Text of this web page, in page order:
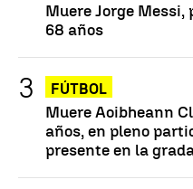
Muere Jorge Messi,
68 años
FÚTBOL
Muere Aoibheann
años, en pleno
presente en la